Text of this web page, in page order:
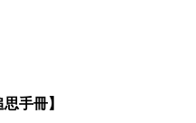
思手冊】